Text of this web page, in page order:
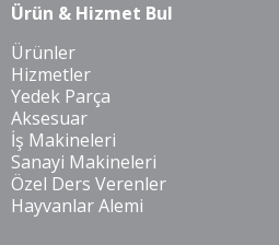
Ürün & Hizmet Bul
Ürünler
Hizmetler
Yedek Parça
Aksesuar
İş Makineleri
Sanayi Makineleri
Özel Ders Verenler
Hayvanlar Alemi